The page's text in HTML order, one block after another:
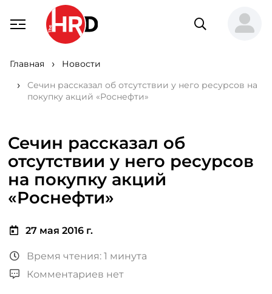
Главная
Новости
Сечин рассказал об отсутствии у него ресурсов на
покупку акций «Роснефти»
Сечин рассказал об
отсутствии у него ресурсов
на покупку акций
«Роснефти»
27 мая 2016 г.
Время чтения: 1 минута
Комментариев нет